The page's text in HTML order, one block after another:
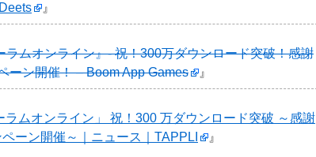
』
ラムオンライン』- 祝！300万ダウンロード突破！感謝
ーン開催！ – Boom App Games
』
ラムオンライン」 祝！300 万ダウンロード突破 ～感謝
ーン開催～｜ニュース｜TAPPLI
』